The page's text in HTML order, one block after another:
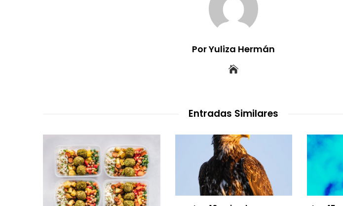
Por Yuliza Hermán
Entradas Similares